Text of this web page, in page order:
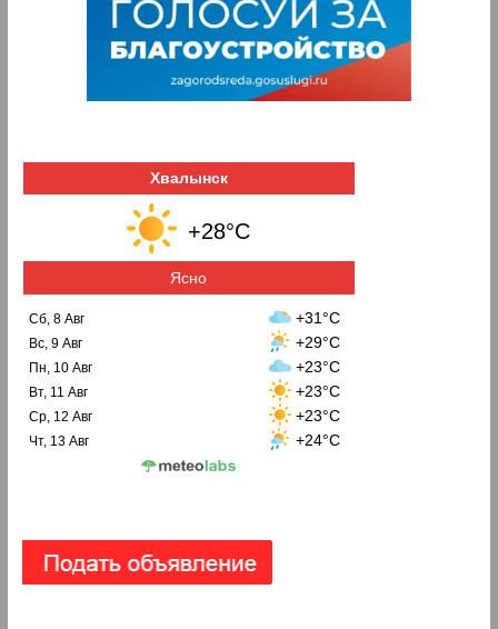
Хвалынск
+28°C
Ясно
Сб, 8 Авг +31°C
Вс, 9 Авг +29°C
Пн, 10 Авг +23°C
Вт, 11 Авг +23°C
Ср, 12 Авг +23°C
Чт, 13 Авг +24°C